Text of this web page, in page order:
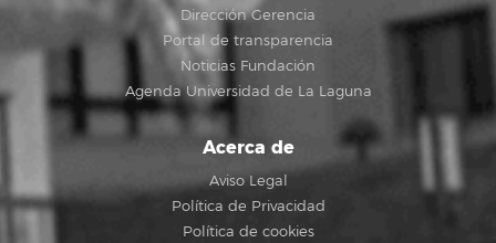
Dirección Gerencia
Portal de transparencia
Noticias Fundación
Agenda Universidad de La Laguna
Acerca de
Aviso Legal
Política de Privacidad
Política de cookies